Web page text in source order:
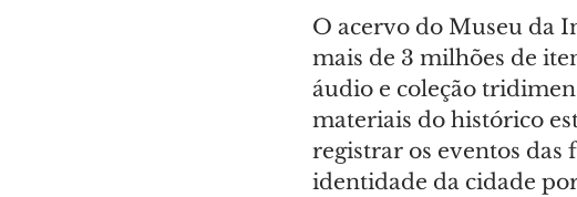
O acervo do Museu da
mais de 3 milhões de
áudio e coleção
materiais do histórico
registrar os eventos das
identidade da cidade